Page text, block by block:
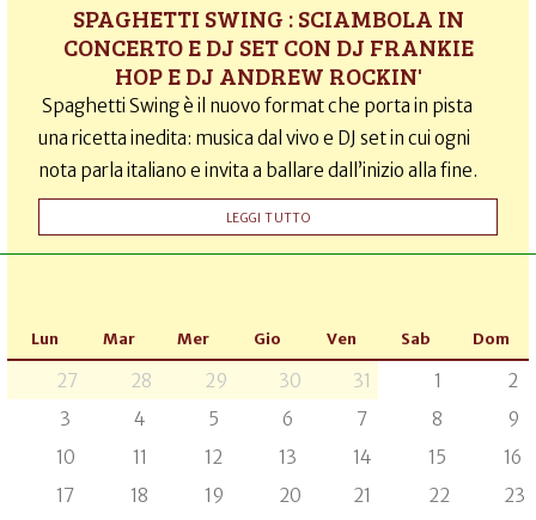
SPAGHETTI SWING : SCIAMBOLA IN
CONCERTO E DJ SET CON DJ FRANKIE
HOP E DJ ANDREW ROCKIN'
Spaghetti Swing è il nuovo format che porta in pista
una ricetta inedita: musica dal vivo e DJ set in cui ogni
nota parla italiano e invita a ballare dall’inizio alla fine.
LEGGI TUTTO
Lun Mar Mer Gio Ven Sab Dom
27 28 29 30 31 1
2
3
4 5 6 7 8
9
10
11 12 13 14 15
16
17
18 19 20 21 22
23